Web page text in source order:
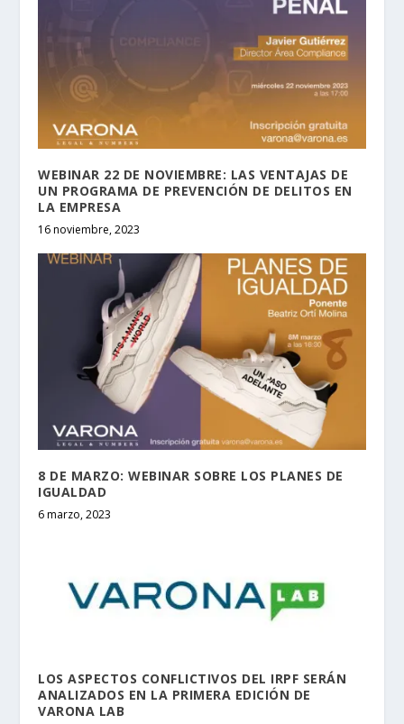
WEBINAR 22 DE NOVIEMBRE: LAS VENTAJAS DE
UN PROGRAMA DE PREVENCIÓN DE DELITOS EN
LA EMPRESA
16 noviembre, 2023
8 DE MARZO: WEBINAR SOBRE LOS PLANES DE
IGUALDAD
6 marzo, 2023
LOS ASPECTOS CONFLICTIVOS DEL IRPF SERÁN
ANALIZADOS EN LA PRIMERA EDICIÓN DE
VARONA LAB